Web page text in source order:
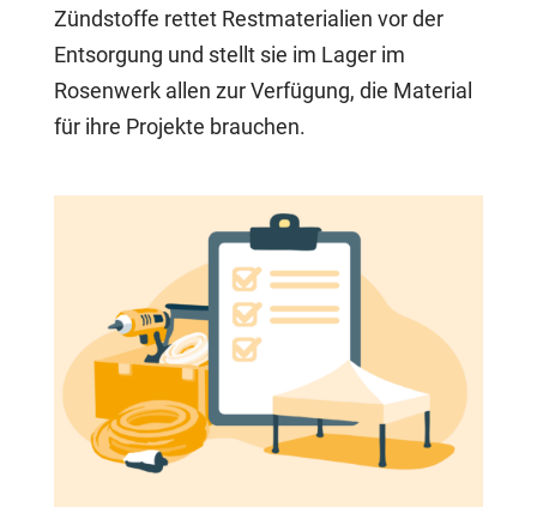
Zündstoffe rettet Restmaterialien vor der
Entsorgung und stellt sie im Lager im
Rosenwerk allen zur Verfügung, die Material
für ihre Projekte brauchen.